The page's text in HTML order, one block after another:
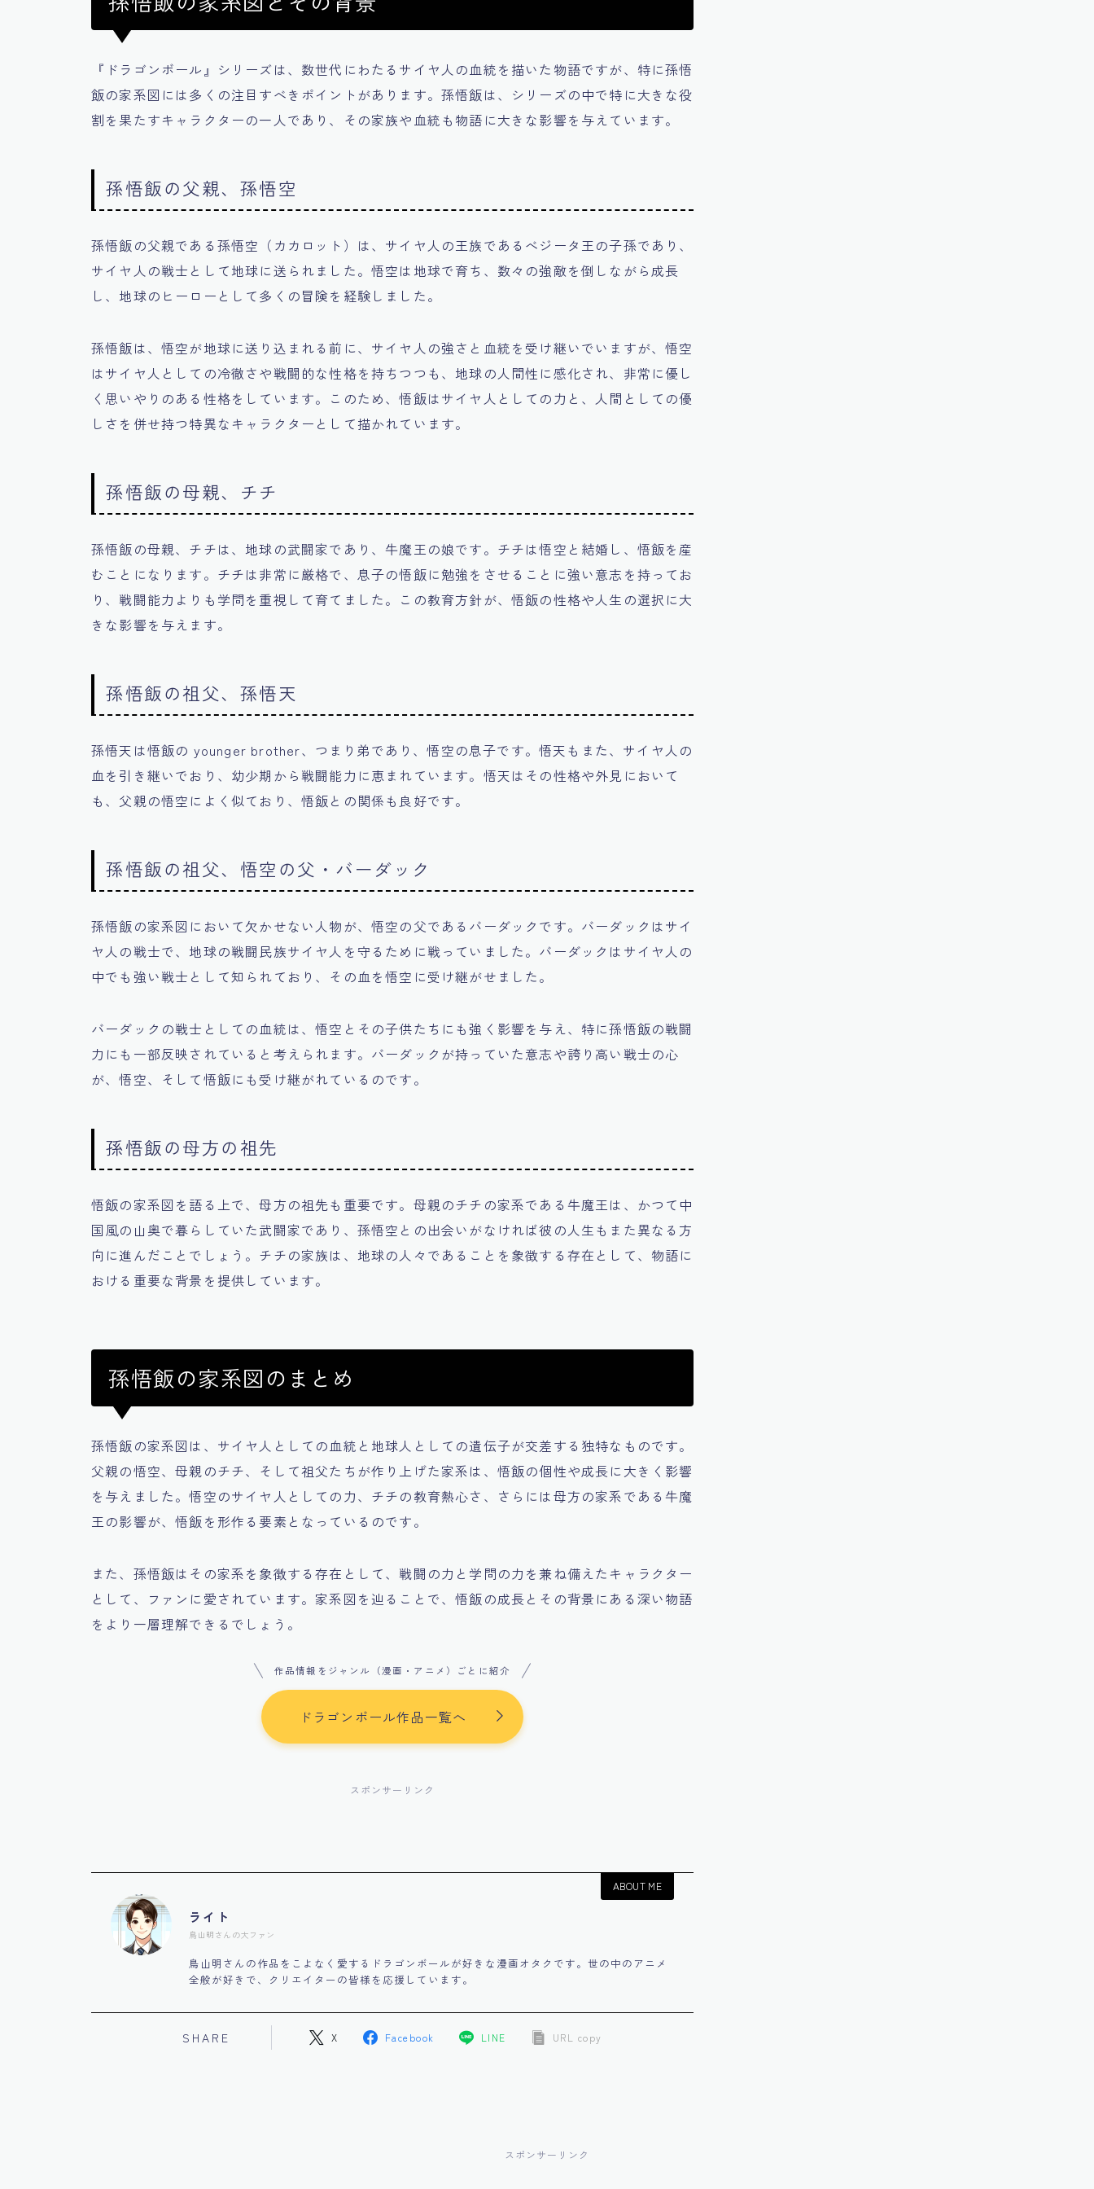
『ドラゴンボール』シリーズは、数世代にわたるサイヤ人の血統を描いた物語ですが、特に孫悟
飯の家系図には多くの注目すべきポイントがあります。孫悟飯は、シリーズの中で特に大きな役
割を果たすキャラクターの一人であり、その家族や血統も物語に大きな影響を与えています。
孫悟飯の父親、孫悟空
孫悟飯の父親である孫悟空（カカロット）は、サイヤ人の王族であるべジータ王の子孫であり、
サイヤ人の戦士として地球に送られました。悟空は地球で育ち、数々の強敵を倒しながら成長
し、地球のヒーローとして多くの冒険を経験しました。
孫悟飯は、悟空が地球に送り込まれる前に、サイヤ人の強さと血統を受け継いでいますが、悟空
はサイヤ人としての冷徹さや戦闘的な性格を持ちつつも、地球の人間性に感化され、非常に優し
く思いやりのある性格をしています。このため、悟飯はサイヤ人としての力と、人間としての優
しさを併せ持つ特異なキャラクターとして描かれています。
孫悟飯の母親、チチ
孫悟飯の母親、チチは、地球の武闘家であり、牛魔王の娘です。チチは悟空と結婚し、悟飯を産
むことになります。チチは非常に厳格で、息子の悟飯に勉強をさせることに強い意志を持ってお
り、戦闘能力よりも学問を重視して育てました。この教育方針が、悟飯の性格や人生の選択に大
きな影響を与えます。
孫悟飯の祖父、孫悟天
孫悟天は悟飯の younger brother、つまり弟であり、悟空の息子です。悟天もまた、サイヤ人の
血を引き継いでおり、幼少期から戦闘能力に恵まれています。悟天はその性格や外見において
も、父親の悟空によく似ており、悟飯との関係も良好です。
孫悟飯の祖父、悟空の父・バーダック
孫悟飯の家系図において欠かせない人物が、悟空の父であるバーダックです。バーダックはサイ
ヤ人の戦士で、地球の戦闘民族サイヤ人を守るために戦っていました。バーダックはサイヤ人の
中でも強い戦士として知られており、その血を悟空に受け継がせました。
バーダックの戦士としての血統は、悟空とその子供たちにも強く影響を与え、特に孫悟飯の戦闘
力にも一部反映されていると考えられます。バーダックが持っていた意志や誇り高い戦士の心
が、悟空、そして悟飯にも受け継がれているのです。
孫悟飯の母方の祖先
悟飯の家系図を語る上で、母方の祖先も重要です。母親のチチの家系である牛魔王は、かつて中
国風の山奥で暮らしていた武闘家であり、孫悟空との出会いがなければ彼の人生もまた異なる方
向に進んだことでしょう。チチの家族は、地球の人々であることを象徴する存在として、物語に
おける重要な背景を提供しています。
孫悟飯の家系図のまとめ
孫悟飯の家系図は、サイヤ人としての血統と地球人としての遺伝子が交差する独特なものです。
父親の悟空、母親のチチ、そして祖父たちが作り上げた家系は、悟飯の個性や成長に大きく影響
を与えました。悟空のサイヤ人としての力、チチの教育熱心さ、さらには母方の家系である牛魔
王の影響が、悟飯を形作る要素となっているのです。
また、孫悟飯はその家系を象徴する存在として、戦闘の力と学問の力を兼ね備えたキャラクター
として、ファンに愛されています。家系図を辿ることで、悟飯の成長とその背景にある深い物語
をより一層理解できるでしょう。
作品情報をジャンル（漫画・アニメ）ごとに紹介
ドラゴンボール作品一覧へ
スポンサーリンク
ABOUT ME
ライト
鳥山明さんの大ファン
鳥山明さんの作品をこよなく愛するドラゴンボールが好きな漫画オタクです。世の中のアニメ
全般が好きで、クリエイターの皆様を応援しています。
SHARE X Facebook LINE URL copy
スポンサーリンク